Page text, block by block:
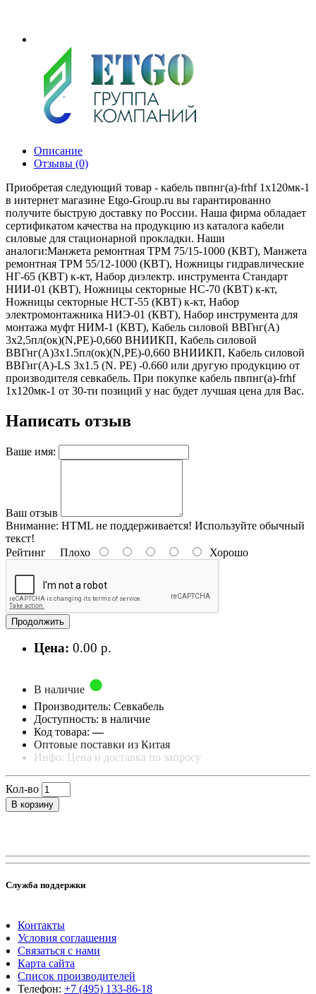
Описание
Отзывы (0)
Приобретая следующий товар - кабель пвпнг(a)-frhf 1х120мк-1
в интернет магазине Etgo-Group.ru вы гарантированно
получите быструю доставку по России. Наша фирма обладает
сертификатом качества на продукцию из каталога кабели
силовые для стационарной прокладки. Наши
аналоги:Манжета ремонтная ТРМ 75/15-1000 (КВТ), Манжета
ремонтная ТРМ 55/12-1000 (КВТ), Ножницы гидравлические
НГ-65 (КВТ) к-кт, Набор диэлектр. инструмента Стандарт
НИИ-01 (КВТ), Ножницы секторные НС-70 (КВТ) к-кт,
Ножницы секторные НСТ-55 (КВТ) к-кт, Набор
электромонтажника НИЭ-01 (КВТ), Набор инструмента для
монтажа муфт НИМ-1 (КВТ), Кабель силовой ВВГнг(А)
3х2,5пл(ок)(N,PE)-0,660 ВНИИКП, Кабель силовой
ВВГнг(А)3х1.5пл(ок)(N,PE)-0,660 ВНИИКП, Кабель силовой
ВВГнг(А)-LS 3х1.5 (N. PE) -0.660 или другую продукцию от
производителя севкабель. При покупке кабель пвпнг(a)-frhf
1х120мк-1 от 30-ти позиций у нас будет лучшая цена для Вас.
Написать отзыв
Ваше имя:
Ваш отзыв
Внимание: HTML не поддерживается! Используйте обычный
текст!
Рейтинг Плохо Хорошо
Продолжить
Цена: 0.00 р.
В наличие
Производитель: Севкабель
Доступность: в наличие
Код товара:—
Оптовые поставки из Китая
Инфо: Цена и доставка по запросу
Кол-во
В корзину
Служба поддержки
Контакты
Условия соглашения
Связаться с нами
Карта сайта
Список производителей
Телефон: +7 (495) 133-86-18